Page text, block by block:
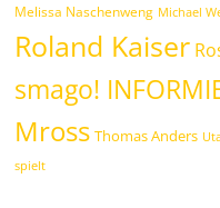
Melissa Naschenweng Michael
Roland Kaiser
smago!
Mross Thomas Anders
spielt